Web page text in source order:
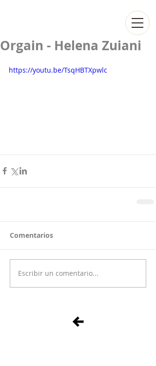
Orgain - Helena Zuiani
https://youtu.be/TsqHBTXpwlc
Comentarios
Escribir un comentario...